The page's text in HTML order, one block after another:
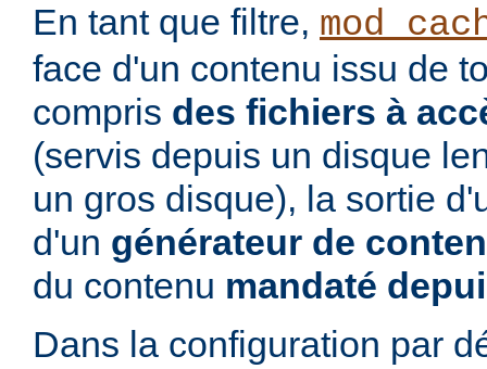
En tant que filtre,
face d'un contenu issu de
compris des fichiers à
(servis depuis un disque
un gros disque), la sortie
d'un générateur de
du contenu mandaté
Dans la configuration par